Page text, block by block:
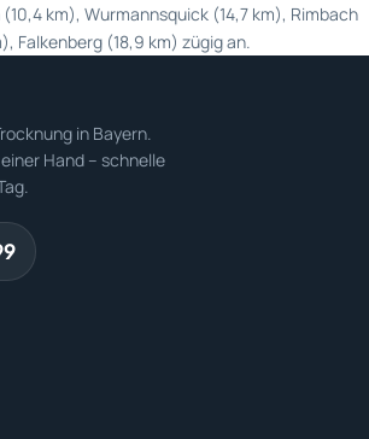
(10,4 km), Wurmannsquick (14,7 km), Rimbach
Falkenberg (18,9 km) zügig an.
in Bayern.
Hand – schnelle